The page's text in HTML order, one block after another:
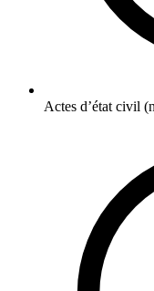
Actes d’état civil